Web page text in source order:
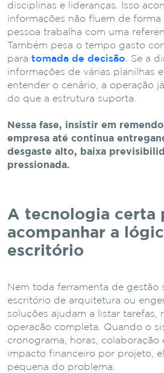
disciplinas e lideranças. Isso
informações não fluem de forma
pessoa trabalha com uma
Também pesa o tempo gasto
para tomada de decisão . Se a
informações de várias planilhas
entender o cenário, a operação
do que a estrutura suporta.
Nessa fase, insistir em
empresa até continua
desgaste alto, baixa
pressionada.
A tecnologia certa
acompanhar a
escritório
Nem toda ferramenta de gestão
escritório de arquitetura ou
soluções ajudam a listar tarefas,
operação completa. Quando o
cronograma, horas, colaboração
impacto financeiro por projeto,
pequena do problema.